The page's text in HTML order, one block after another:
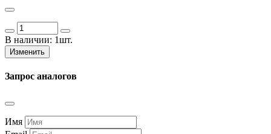
В наличии: 1шт.
Изменить
Запрос аналогов
Имя